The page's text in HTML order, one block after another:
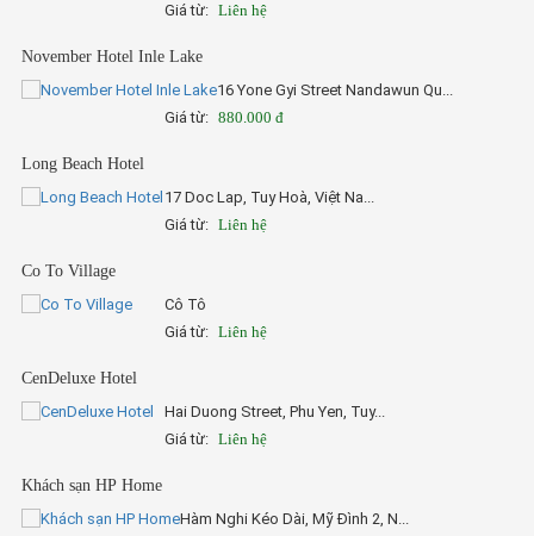
Giá từ: Liên hệ
November Hotel Inle Lake
16 Yone Gyi Street Nandawun Qu...
Giá từ: 880.000 đ
Long Beach Hotel
17 Doc Lap, Tuy Hoà, Việt Na...
Giá từ: Liên hệ
Co To Village
Cô Tô
Giá từ: Liên hệ
CenDeluxe Hotel
Hai Duong Street, Phu Yen, Tuy...
Giá từ: Liên hệ
Khách sạn HP Home
Hàm Nghi Kéo Dài, Mỹ Đình 2, N...